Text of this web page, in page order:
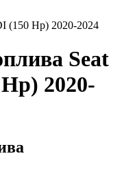
(150 Hp) 2020-2024
Seat
2020-